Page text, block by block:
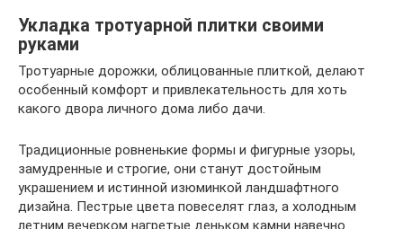
Укладка тротуарной плитки своими
руками
Тротуарные дорожки, облицованные плиткой, делают
особенный комфорт и привлекательность для хоть
какого двора личного дома либо дачи.
Традиционные ровненькие формы и фигурные узоры,
замудренные и строгие, они станут достойным
украшением и истинной изюминкой ландшафтного
дизайна. Пестрые цвета повеселят глаз, а холодным
летним вечерком нагретые деньком ​​камни навечно